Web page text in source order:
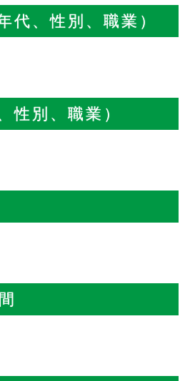
代、性別、職業）
性別、職業）